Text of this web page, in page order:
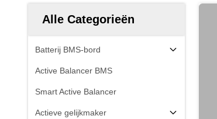
Alle Categorieën
Batterij BMS-bord
Active Balancer BMS
Smart Active Balancer
Actieve gelijkmaker